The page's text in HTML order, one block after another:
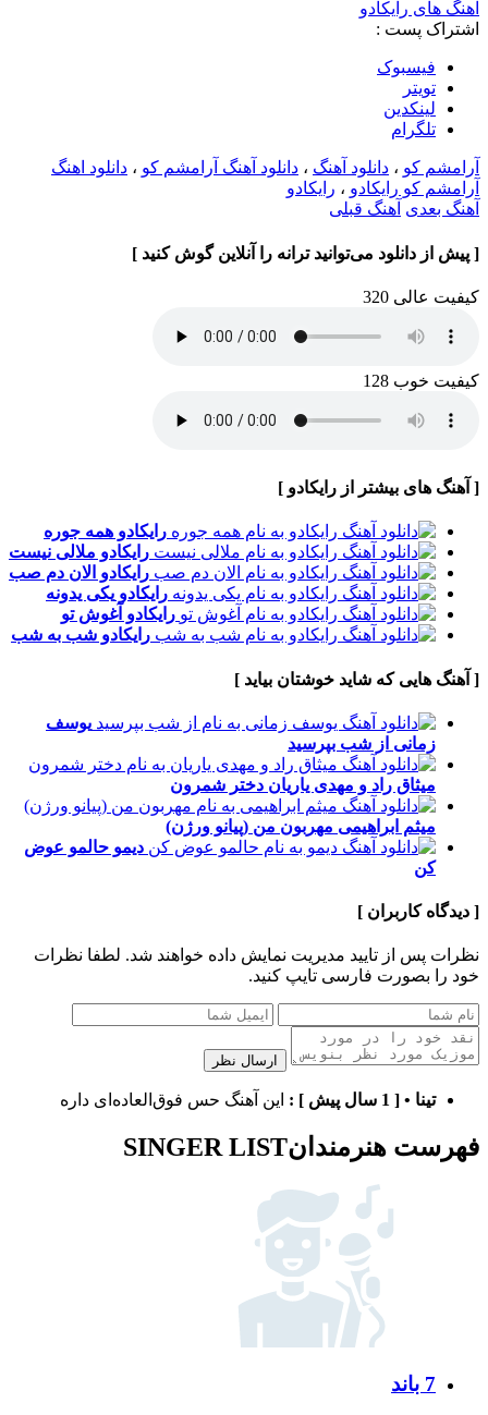
آهنگ های رایکادو
اشتراک پست :
فيسبوک
تويتر
لینکدین
تلگرام
آرامشم کو ، دانلود آهنگ ، دانلود آهنگ آرامشم کو ، دانلود اهنگ
آرامشم کو رایکادو ، رایکادو
آهنگ بعدی آهنگ قبلی
[ پیش از دانلود می‌توانید ترانه را آنلاین گوش کنید ]
کیفیت عالی 320
کیفیت خوب 128
[ آهنگ های بیشتر از رایکادو ]
رایکادو همه جوره
رایکادو ملالی نیست
رایکادو الان دم صب
رایکادو یکی یدونه
رایکادو آغوش تو
رایکادو شب به شب
[ آهنگ هایی که شاید خوشتان بیاید ]
یوسف
زمانی از شب بپرسید
میثاق راد و مهدی یاریان دختر شمرون
میثم ابراهیمی مهربون من (پیانو ورژن)
دیمو حالمو عوض
کن
[ دیدگاه کاربران ]
نظرات پس از تایید مدیریت نمایش داده خواهند شد. لطفا نظرات
خود را بصورت فارسی تایپ کنید.
ارسال نظر
تینا • [ 1 سال پیش ] : این آهنگ حس فوق‌العاده‌ای داره
فهرست هنرمندانSINGER LIST
7 باند